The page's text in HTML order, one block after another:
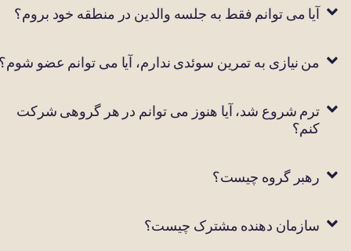
آیا می توانم فقط به جلسه والدین در منطقه خود بروم؟
من نیازی به تمرین سوئدی ندارم، آیا می توانم عضو
ترم شروع شد، آیا هنوز می توانم در هر گروهی شرکت
کنم؟
رهبر گروه چیست؟
سازمان دهنده مشترک چیست؟